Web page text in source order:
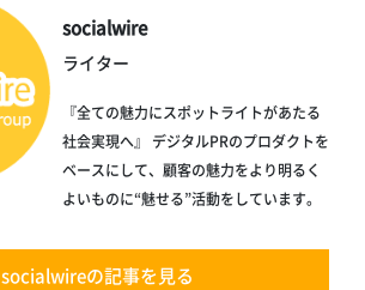
socialwire
ライター
『全ての魅力にスポットライトがあたる
社会実現へ』 デジタルPRのプロダクトを
ベースにして、顧客の魅力をより明るく
よいものに“魅せる”活動をしています。
socialwireの記事を見る